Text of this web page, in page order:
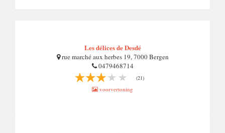
Les délices de Desdé
rue marché aux herbes 19, 7000 Bergen
0479468714
(21)
voorvertoning